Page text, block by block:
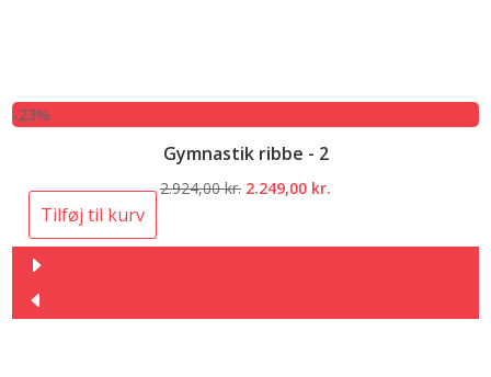
-23%
Gymnastik ribbe - 2
2.924,00kr. Den
2.249,00 kr.
Tilføj til kurv